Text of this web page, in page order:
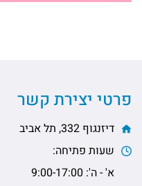
פרטי יצירת קשר
דיזנגוף 332, תל אביב
שעות פתיחה:
א' - ה': 9:00-17:00